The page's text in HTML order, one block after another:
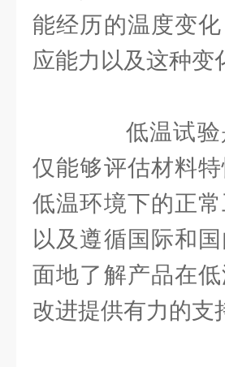
能经历的温度变
应能力以及这种变
低温试验
仅能够评估材料
低温环境下的正
以及遵循国际和
面地了解产品在
改进提供有力的支